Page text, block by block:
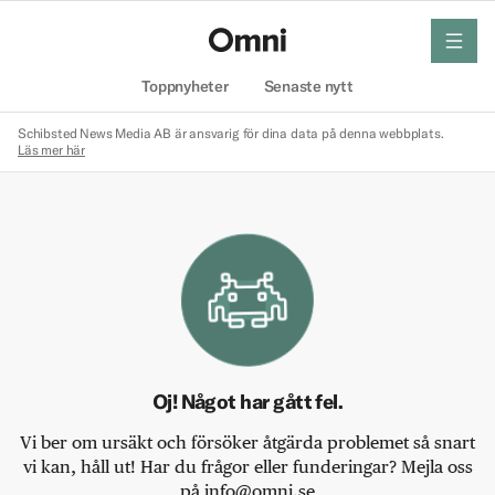
Toppnyheter Senaste nytt
meny
Schibsted News Media AB är ansvarig för dina data på denna webbplats.
Läs mer här
Oj! Något har gått fel.
Vi ber om ursäkt och försöker åtgärda problemet så snart
vi kan, håll ut! Har du frågor eller funderingar? Mejla oss